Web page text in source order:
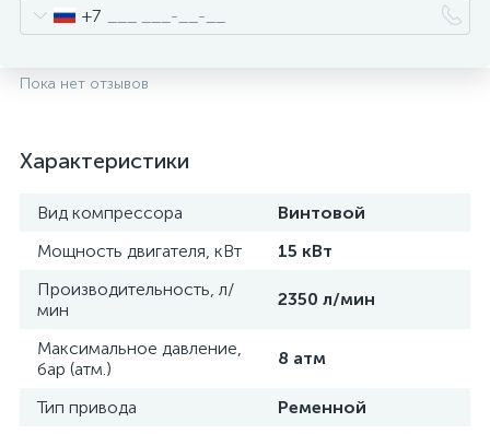
+7
Пока нет отзывов
Характеристики
Вид компрессора
Винтовой
Мощность двигателя, кВт
15 кВт
Производительность, л/
мин
2350 л/мин
Максимальное давление,
бар (атм.)
8 атм
Тип привода
Ременной